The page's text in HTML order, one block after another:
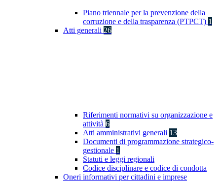
Piano triennale per la prevenzione della
corruzione e della trasparenza (PTPCT) 1
Atti generali 26
Riferimenti normativi su organizzazione e
attività 6
Atti amministrativi generali 13
Documenti di programmazione strategico-
gestionale 1
Statuti e leggi regionali
Codice disciplinare e codice di condotta
Oneri informativi per cittadini e imprese